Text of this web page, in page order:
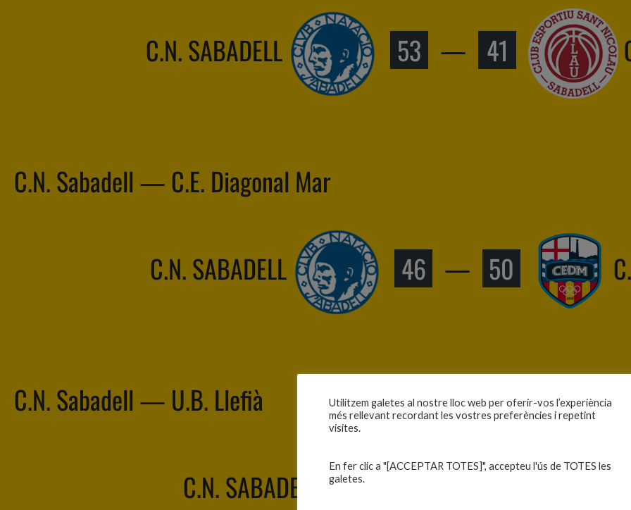
C.N. SABADELL 53 — 41
C.N. Sabadell — C.E. Diagonal Mar
C.N. SABADELL 46 — 50
C.N. Sabadell — U.B. Llefià
C.N. SABADELL
Utilitzem galetes al nostre lloc web per oferir-vos l’experiència
més rellevant recordant les vostres preferències i repetint
visites.
En fer clic a "[ACCEPTAR TOTES]", accepteu l'ús de TOTES les
galetes.